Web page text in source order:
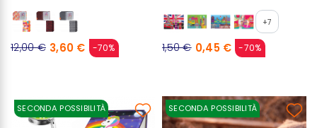
12,00 € 3,60 € -70%
+7
1,50 € 0,45 € -70%
SECONDA POSSIBILITÀ SECONDA POSSIBILITÀ